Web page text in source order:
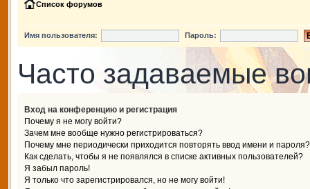
Список форумов
Имя пользователя: Пароль:
Часто задаваемые
Вход на конференцию и регистрация
Почему я не могу войти?
Зачем мне вообще нужно регистрироваться?
Почему мне периодически приходится повторять ввод имени и пароля?
Как сделать, чтобы я не появлялся в списке активных пользователей?
Я забыл пароль!
Я только что зарегистрировался, но не могу войти!